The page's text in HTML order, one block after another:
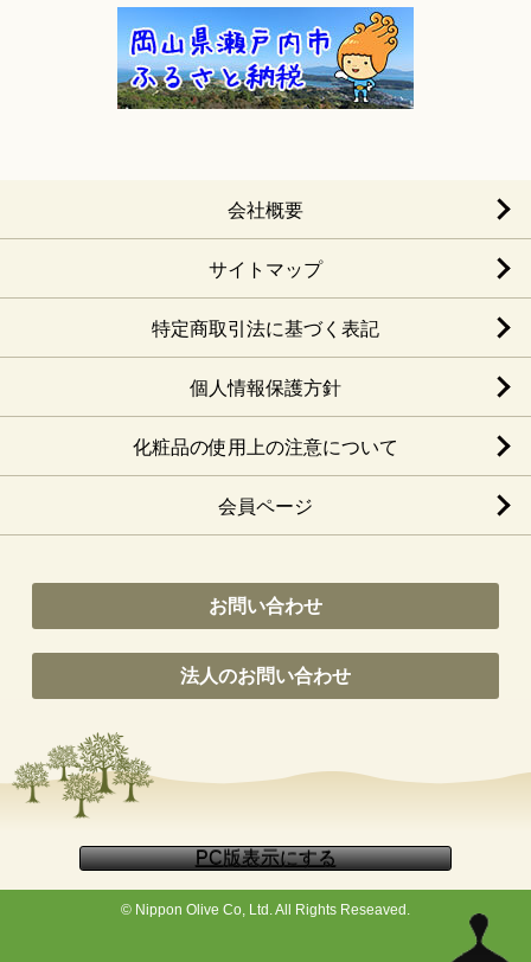
会社概要
サイトマップ
特定商取引法に基づく表記
個人情報保護方針
化粧品の使用上の注意について
会員ページ
お問い合わせ
法人のお問い合わせ
© Nippon Olive Co, Ltd. All Rights Reseaved.